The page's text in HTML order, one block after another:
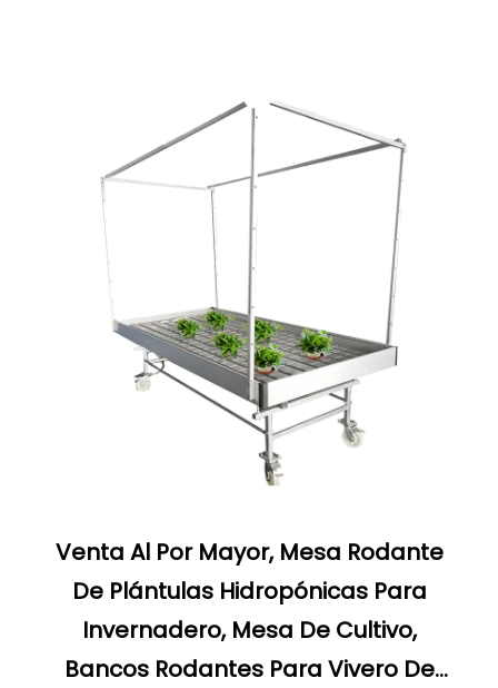
Venta Al Por Mayor, Mesa Rodante
De Plántulas Hidropónicas Para
Invernadero, Mesa De Cultivo,
Bancos Rodantes Para Vivero De